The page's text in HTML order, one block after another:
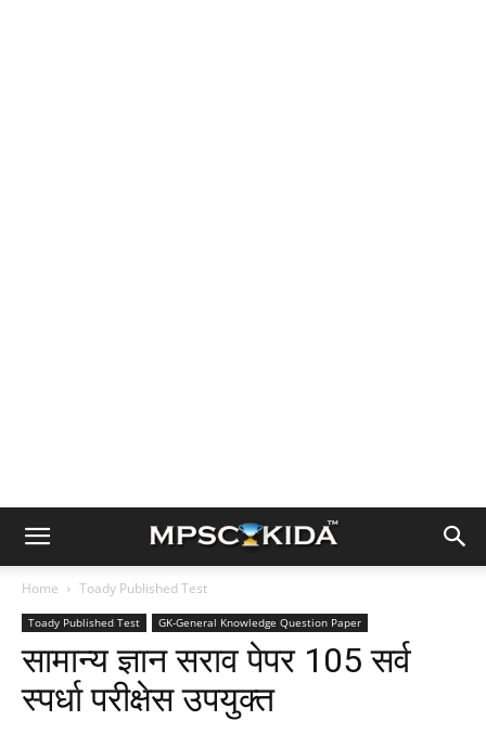
Home Toady Published Test
Toady Published Test GK-General Knowledge Question Paper
सामान्य ज्ञान सराव पेपर 105 सर्व
स्पर्धा परीक्षेस उपयुक्त